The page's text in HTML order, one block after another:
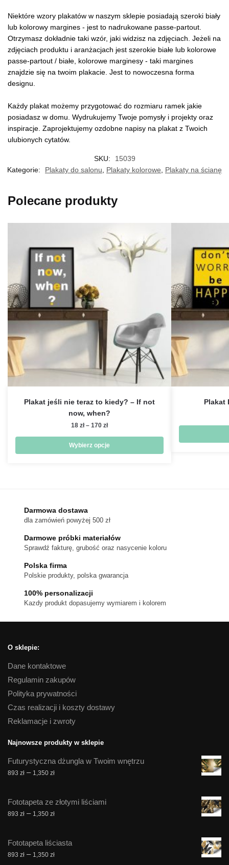
Niektóre wzory plakatów w naszym sklepie posiadają szeroki biały
lub kolorowy margines - jest to nadrukowane passe-partout.
Otrzymasz dokładnie taki wzór, jaki widzisz na zdjęciach. Jeżeli na
zdjęciach produktu i aranżacjach jest szerokie białe lub kolorowe
passe-partout / białe, kolorowe marginesy - taki margines
znajdzie się na twoim plakacie. Jest to nowoczesna forma
designu.
Każdy plakat możemy przygotować do rozmiaru ramek jakie
posiadasz w domu. Wydrukujemy Twoje pomysły i projekty oraz
inspiracje. Zaprojektujemy ozdobne napisy na plakat z Twoich
ulubionych cytatów.
SKU:
15039
Kategorie:
Plakaty do salonu, Plakaty kolorowe, Plakaty na ścianę
Polecane produkty
Plakat jeśli nie teraz to kiedy? – If not
now, when?
18 zł – 170 złZakres
od
18 zł
Wybierz opcje
Opcje
można
wybrać
stronie
Plakat
Darmowa dostawa
dla zamówień powyżej 500 zł
Darmowe próbki materiałów
Sprawdź fakturę, grubość oraz nasycenie koloru
Polska firma
Polskie produkty, polska gwarancja
100% personalizacji
Kazdy produkt dopasujemy wymiarem i kolorem
O sklepie:
Dane kontaktowe
Regulamin zakupów
Polityka prywatności
Czas realizacji i koszty dostawy
Reklamacje i zwroty
Najnowsze produkty w sklepie
Futurystyczna dżungla w Twoim wnętrzu
893 zł – 1,350 złZakres
893 zł
do
Fototapeta ze złotymi liściami
893 zł – 1,350 złZakres
893 zł
do
Fototapeta liściasta
893 zł – 1,350 złZakres